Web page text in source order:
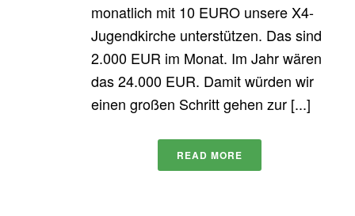
monatlich mit 10 EURO unsere X4-
Jugendkirche unterstützen. Das sind
2.000 EUR im Monat. Im Jahr wären
das 24.000 EUR. Damit würden wir
einen großen Schritt gehen zur [...]
READ MORE